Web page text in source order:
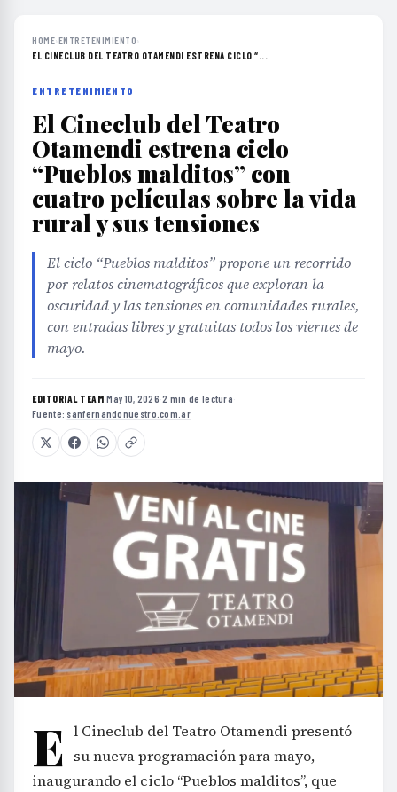
HOME›ENTRETENIMIENTO›
EL CINECLUB DEL TEATRO OTAMENDI ESTRENA CICLO “...
ENTRETENIMIENTO
El Cineclub del Teatro
Otamendi estrena ciclo
“Pueblos malditos” con
cuatro películas sobre la vida
rural y sus tensiones
El ciclo “Pueblos malditos” propone un recorrido
por relatos cinematográficos que exploran la
oscuridad y las tensiones en comunidades rurales,
con entradas libres y gratuitas todos los viernes de
mayo.
EDITORIAL TEAM·May 10, 2026·2 min de lectura·
Fuente: sanfernandonuestro.com.ar
E l Cineclub del Teatro Otamendi presentó
su nueva programación para mayo,
inaugurando el ciclo “Pueblos malditos”, que